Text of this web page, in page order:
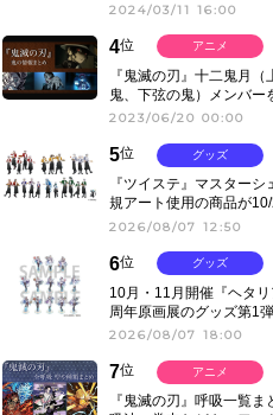
2024/03/11 16:00
4位
『鬼滅の刃』十二鬼月（
鬼、下弦の鬼）メンバー
紹介＆解説（登場鬼の情
2023/06/20 00:00
アニメ
5位
『ツイステ』マスターシ
規アート使用の商品が
2026/08/07 12:50
グッズ
6位
10月・11月開催『ヘタ
周年原画展のグッズ第1
2026/08/07 18:00
グッズ
7位
『鬼滅の刃』呼吸一覧ま
アニメ